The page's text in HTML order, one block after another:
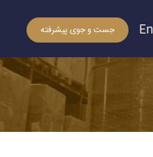
جست و جوی پیشرفته En